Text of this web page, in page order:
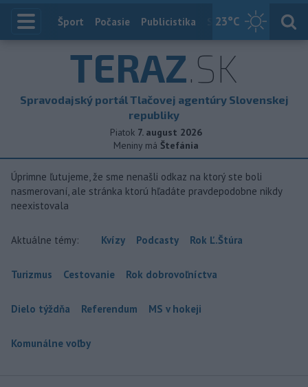
23°C
Index
Šport Počasie Publicistika Slovensko
TERAZ.SK
Spravodajský portál Tlačovej agentúry Slovenskej
republiky
Piatok 7. august 2026
Meniny má Štefánia
Úprimne ľutujeme, že sme nenašli odkaz na ktorý ste boli
nasmerovaní, ale stránka ktorú hľadáte pravdepodobne nikdy
neexistovala
Aktuálne témy: Kvízy Podcasty Rok Ľ.Štúra
Turizmus Cestovanie Rok dobrovoľníctva
Dielo týždňa Referendum MS v hokeji
Komunálne voľby